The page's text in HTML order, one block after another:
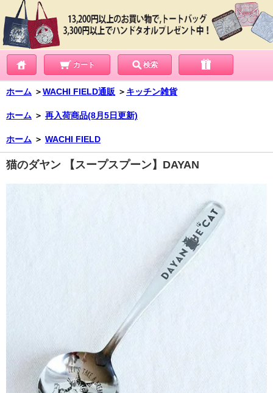
カート 検索
ホーム ＞WACHI FIELD通販 ＞ キッチン雑貨
ホーム ＞ 再入荷商品(8月5日更新)
ホーム ＞ WACHI FIELD
猫のダヤン 【スープスプーン】DAYAN